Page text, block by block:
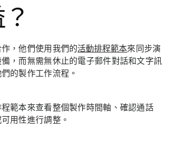
，他們使用我們的活動排程範本來同步演
，而無需無休止的電子郵件對話和文字訊
的製作工作流程。
範本來查看整個製作時間軸、確認通話
用性進行調整。